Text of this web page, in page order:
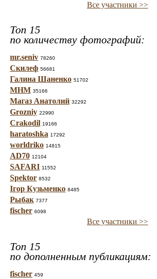
Все участники >>
Топ 15
по количеству фотографий:
mr.seniv 78260
Скилеф 56681
Галина Шаненко 51702
МНМ 35166
Магаз Анатолий 32292
Grozniy 22990
Crakodil 19166
haratoshka 17292
worldriko 14815
AD70 12104
SAFARI 11552
Spektor 8532
Ігор Кузьменко 8485
Рыбак 7377
fischer 6098
Все участники >>
Топ 15
по дополненным публикациям:
fischer 459